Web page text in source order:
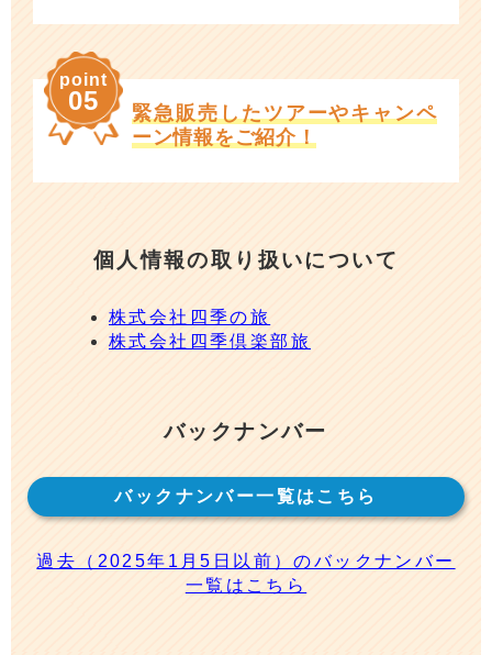
point
05
緊急販売したツアーやキャンペ
ーン情報をご紹介！
個人情報の取り扱いについて
株式会社四季の旅
株式会社四季倶楽部旅
バックナンバー
バックナンバー一覧はこちら
過去（2025年1月5日以前）のバックナンバー
一覧はこちら